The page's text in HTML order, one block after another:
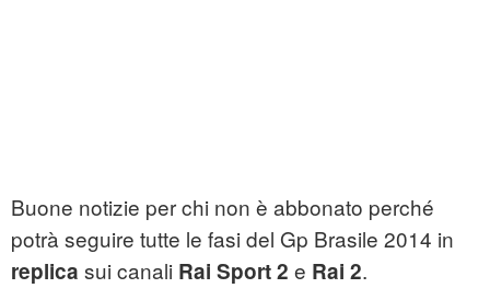
Buone notizie per chi non è abbonato perché
potrà seguire tutte le fasi del Gp Brasile 2014 in
replica sui canali Rai Sport 2 e Rai 2.